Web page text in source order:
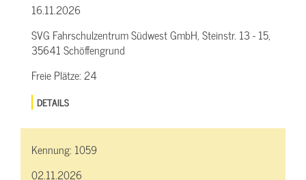
16.11.2026
SVG Fahrschulzentrum Südwest GmbH, Steinstr. 13 - 15,
35641 Schöffengrund
Freie Plätze:24
DETAILS
Kennung: 1059
02.11.2026